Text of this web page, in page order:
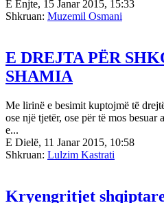
E Enjte, 15 Janar 2015, 15:33
Shkruan: Muzemil Osmani
E DREJTA PËR
SHAMIA
Me lirinë e besimit kuptojmë të
ose një tjetër, ose për të mos
e...
E Dielë, 11 Janar 2015, 10:58
Shkruan: Lulzim Kastrati
Kryengritjet